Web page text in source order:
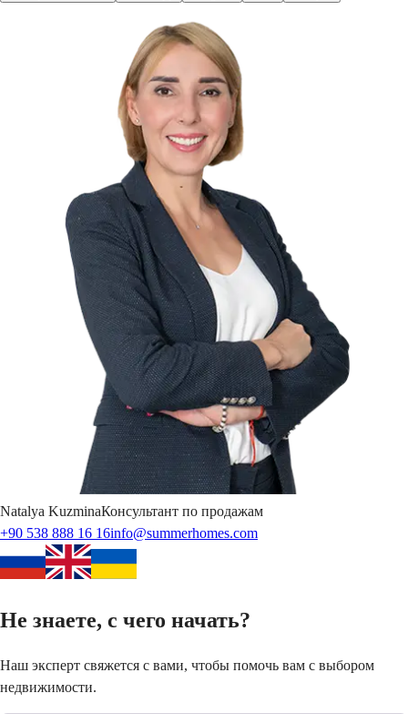
Natalya KuzminaКонсультант по продажам
+90 538 888 16 16info@summerhomes.com
Не знаете, с чего начать?
Наш эксперт свяжется с вами, чтобы помочь вам с выбором
недвижимости.